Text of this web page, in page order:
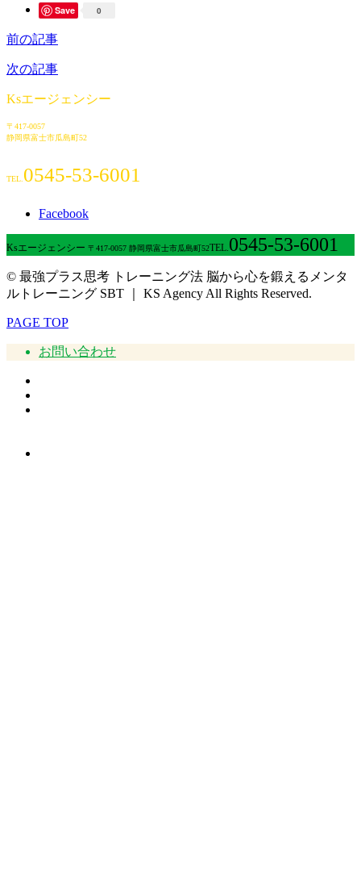
0
Save
前の記事
次の記事
Ksエージェンシー
〒417-0057
静岡県富士市瓜島町52
TEL.0545-53-6001
Facebook
Ksエージェンシー 〒417-0057 静岡県富士市瓜島町52TEL.0545-53-6001
© 最強プラス思考 トレーニング法 脳から心を鍛えるメンタ
ルトレーニング SBT ｜ KS Agency All Rights Reserved.
PAGE TOP
お問い合わせ